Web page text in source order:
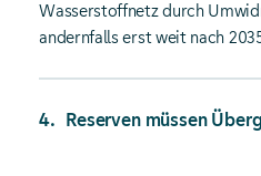
Wasserstoffnetz durch
andernfalls erst weit nach
Reserven müssen